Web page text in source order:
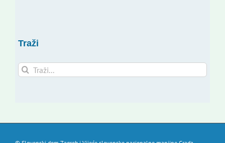
Traži
Traži...